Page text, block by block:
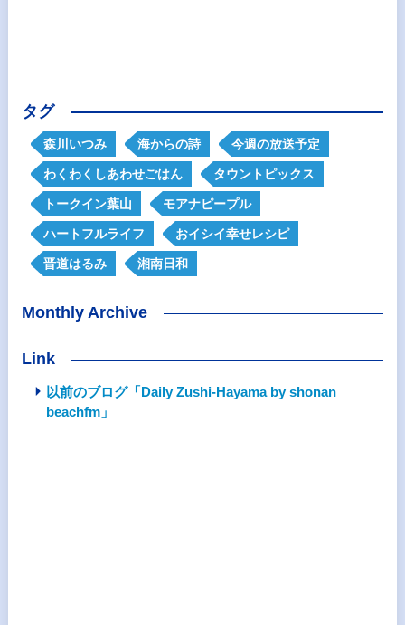
タグ
森川いつみ 海からの詩 今週の放送予定
わくわくしあわせごはん タウントピックス
トークイン葉山 モアナピープル
ハートフルライフ おイシイ幸せレシピ
晋道はるみ 湘南日和
Monthly Archive
Link
以前のブログ「Daily Zushi-Hayama by shonan
beachfm」